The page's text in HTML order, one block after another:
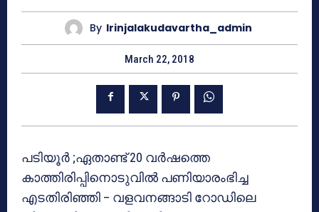
By Irinjalakudavartha_admin
March 22, 2018
പടിയൂര്‍ ;ഏതാണ്ട് 20 വര്‍ഷത്തെ
കാത്തിരിപ്പിനൊടുവില്‍ പണിയാരംഭിച്ച
എടതിരിഞ്ഞി – വളവനങ്ങാടി റോഡിലെ